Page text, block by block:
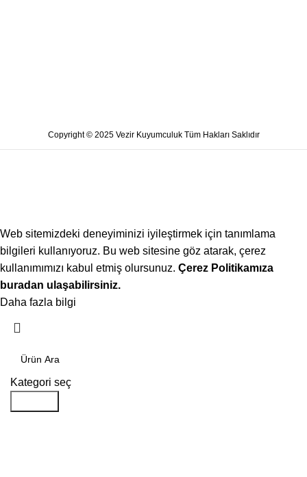
Copyright © 2025 Vezir Kuyumculuk Tüm Hakları Saklıdır
Web sitemizdeki deneyiminizi iyileştirmek için tanımlama
bilgileri kullanıyoruz. Bu web sitesine göz atarak, çerez
kullanımımızı kabul etmiş olursunuz. Çerez Politikamıza
buradan ulaşabilirsiniz.
Daha fazla bilgi
Kategori seç